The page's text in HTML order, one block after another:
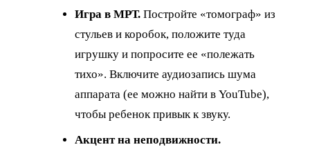
Игра в МРТ. Постройте «томограф» из
стульев и коробок, положите туда
игрушку и попросите ее «полежать
тихо». Включите аудиозапись шума
аппарата (ее можно найти в YouTube),
чтобы ребенок привык к звуку.
Акцент на неподвижности.